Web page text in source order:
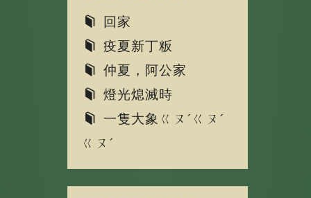
回家
疫夏新丁粄
仲夏，阿公家
燈光熄滅時
一隻大象ㄍㄡˊㄍㄡˊ
ㄍㄡˊ